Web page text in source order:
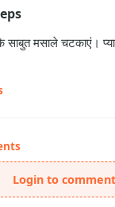
मसाले चटकाएं।
Login to comment